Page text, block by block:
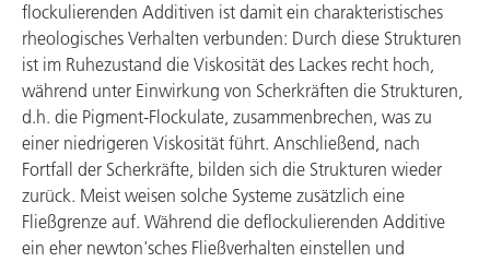
flockulierenden Additiven ist damit ein charakteristisches
rheologisches Verhalten verbunden: Durch diese Strukturen
ist im Ruhezustand die Viskosität des Lackes recht hoch,
während unter Einwirkung von Scherkräften die Strukturen,
d.h. die Pigment-Flockulate, zusammenbrechen, was zu
einer niedrigeren Viskosität führt. Anschließend, nach
Fortfall der Scherkräfte, bilden sich die Strukturen wieder
zurück. Meist weisen solche Systeme zusätzlich eine
Fließgrenze auf. Während die deflockulierenden Additive
ein eher newton'sches Fließverhalten einstellen und